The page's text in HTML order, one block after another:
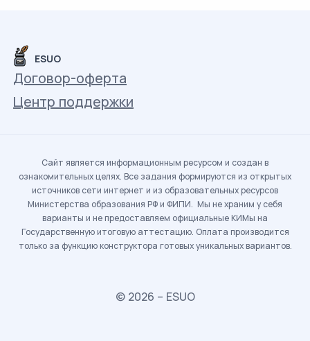
ESUO
Договор-оферта
Центр поддержки
Сайт является информационным ресурсом и создан в
ознакомительных целях. Все задания формируются из открытых
источников сети интернет и из образовательных ресурсов
Министерства образования РФ и ФИПИ. Мы не храним у себя
варианты и не предоставляем официальные КИМы на
Государственную итоговую аттестацию. Оплата производится
только за функцию конструктора готовых уникальных вариантов.
© 2026 – ESUO